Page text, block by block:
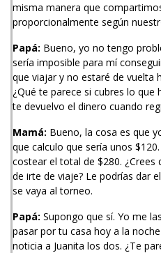
misma manera que
proporcionalmente según
Papá: Bueno, yo no tengo
sería imposible para mí
que viajar y no estaré de vuelta
¿Qué te parece si cubres lo que
te devuelvo el dinero cuando
Mamá: Bueno, la cosa es que
que calculo que sería unos
costear el total de $280.
de irte de viaje? Le podrías dar
se vaya al torneo.
Papá: Supongo que sí. Yo me
pasar por tu casa hoy a la
noticia a Juanita los dos. ¿Te